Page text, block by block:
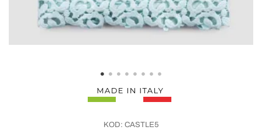
KOD: CASTLE5